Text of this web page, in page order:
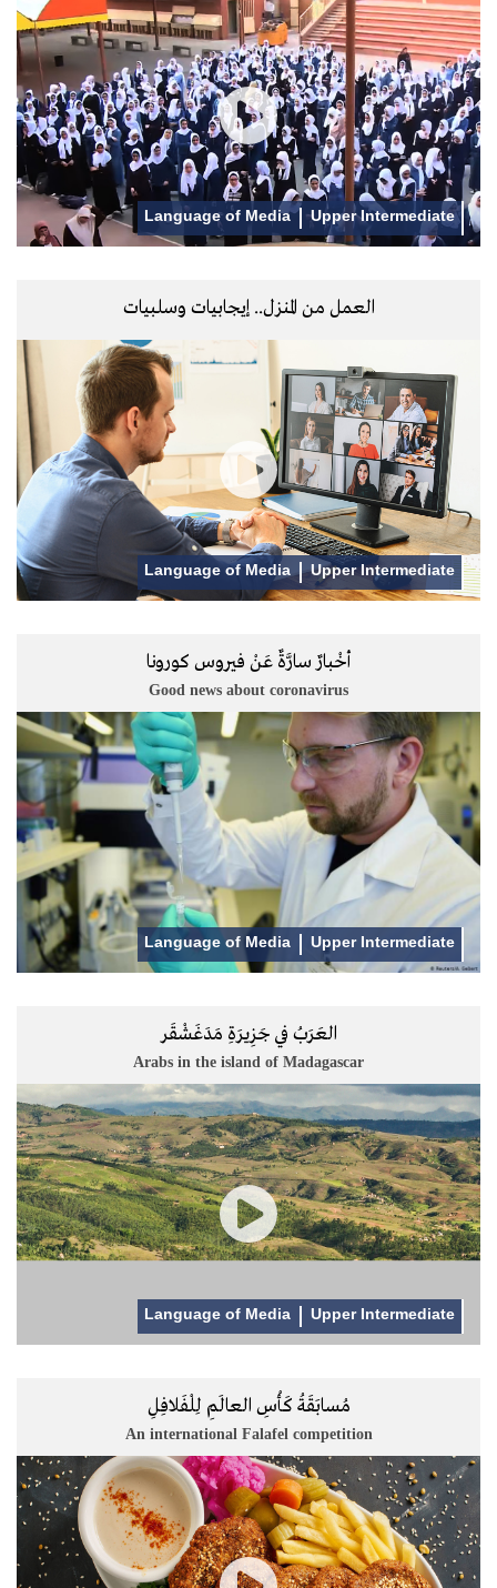
Language of Media Upper Intermediate
العمل من المنزل.. إيجابيات وسلبيات
Language of Media Upper Intermediate
أخْبارٌ سارَّةٌ عَنْ فيروس كورونا
Good news about coronavirus
Language of Media Upper Intermediate
العَرَبُ في جَزِيرَةِ مَدَغَشْقَر
Arabs in the island of Madagascar
Language of Media Upper Intermediate
مُسابَقَةُ كَأْسِ العالَمِ لِلْفَلافِلِ
An international Falafel competition